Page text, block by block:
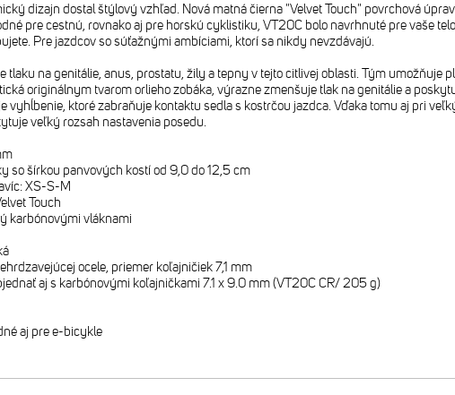
dizajn dostal štýlový vzhľad. Nová matná čierna "Velvet Touch" povrchová
pre cestnú, rovnako aj pre horskú cyklistiku, VT20C bolo navrhnuté pre vaše
Pre jazdcov so súťažnými ambíciami, ktorí sa nikdy nevzdávajú.
tlaku na genitálie, anus, prostatu, žily a tepny v tejto citlivej oblasti. Tým umožňuje
originálnym tvarom orlieho zobáka, výrazne zmenšuje tlak na genitálie a
vyhĺbenie, ktoré zabraňuje kontaktu sedla s kostrčou jazdca. Vďaka tomu aj pri
veľký rozsah nastavenia posedu.
so šírkou panvových kostí od 9,0 do 12,5 cm
XS-S-M
Touch
karbónovými vláknami
ocele, priemer koľajničiek 7,1 mm
aj s karbónovými koľajničkami 7.1 x 9.0 mm (VT20C CR/ 205 g)
aj pre e-bicykle